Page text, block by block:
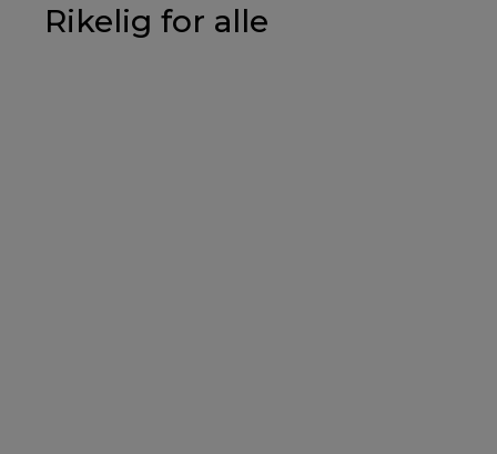
Rikelig for alle